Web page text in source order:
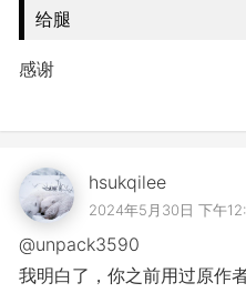
给腿
感谢
hsukqilee
2024年5月30日 下午
@unpack3590
我明白了，你之前用过原作